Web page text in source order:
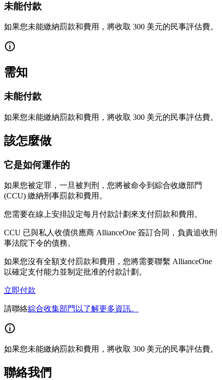
未能付款
如果您未能繳納罰款和費用，將收取 300 美元的民事評估費。
需知
未能付款
如果您未能繳納罰款和費用，將收取 300 美元的民事評估費。
該怎麼做
它是如何運作的
如果您被定罪，一旦被判刑，您將被命令到綜合收繳部門
(CCU) 繳納刑事罰款和費用。
您需要在線上安排設定每月付款計劃來支付罰款和費用。
CCU 已與私人收債供應商 AllianceOne 簽訂合同，負責追收刑
事法院下令的債務。
如果您沒有全額支付罰款和費用，您將需要聯繫 AllianceOne
以確定支付能力並制定批准的付款計劃。
立即付款
請聯絡綜合收集部門以了解更多資訊。
如果您未能繳納罰款和費用，將收取 300 美元的民事評估費。
聯絡我們